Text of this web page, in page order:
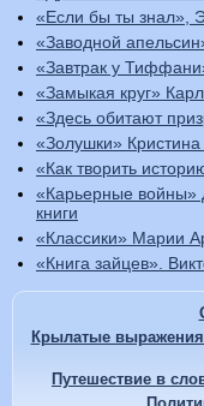
«Если бы ты знал»,
«Заводной
«Завтрак у
«Замыкая круг»
«Здесь обитают
«Золушки» Кристина
«Как творить
«Карьерные войны»
книги
«Классики» Марии
«Книга зайцев».
Крылатые выражения
Путешествие в